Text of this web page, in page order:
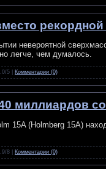
невероятной
легче, чем думалось.
5 | Комментарии (0)
миллиардов
15A (Holmberg 15А)
8 | Комментарии (0)